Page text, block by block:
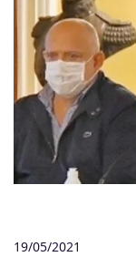
19/05/2021